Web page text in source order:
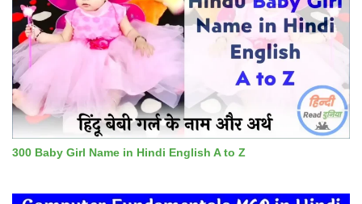
300 Baby Girl Name in Hindi English A to Z